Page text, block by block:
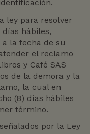
ley para resolver
hábiles,
la fecha de su
el reclamo
y Café SAS
de la demora y la
la cual en
(8) días hábiles
término.
por la Ley